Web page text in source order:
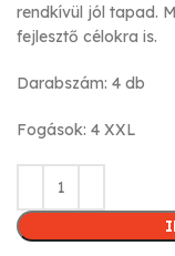
rendkívül jól tapad.
fejlesztő célokra is.
Darabszám: 4 db
Fogások: 4 XXL